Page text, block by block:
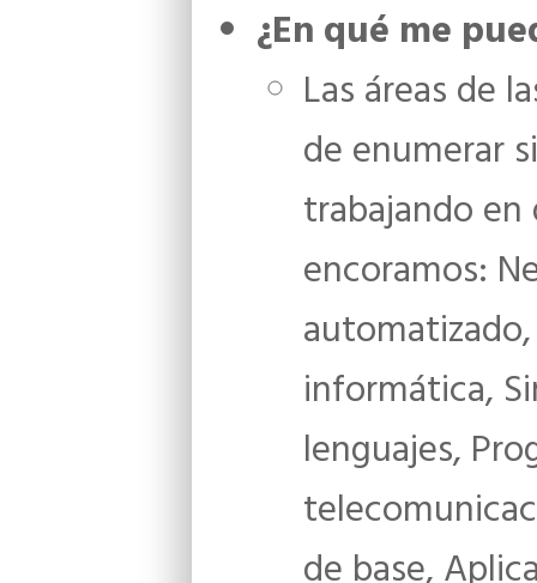
¿En qué me
Las áreas de
de enumerar
trabajando en
encoramos:
informática,
lenguajes,
de base,